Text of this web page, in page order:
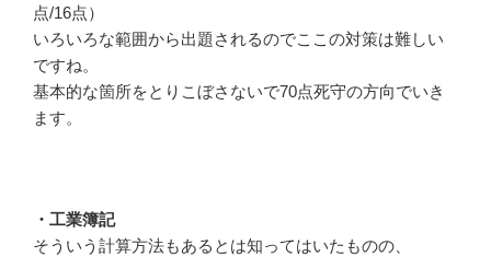
点/16点）
いろいろな範囲から出題されるのでここの対策は難しい
ですね。
基本的な箇所をとりこぼさないで70点死守の方向でいき
ます。
・工業簿記
そういう計算方法もあるとは知ってはいたものの、